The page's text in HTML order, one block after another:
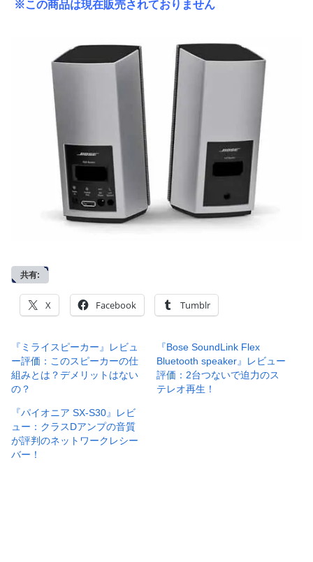
※この商品は現在販売されておりません
共有:
X Facebook Tumblr
『ミライスピーカー』レビュ
ー評価：このスピーカーの仕
組みとは？デメリットはない
の？
『Bose SoundLink Flex
Bluetooth speaker』レビュー
評価：2台つないで迫力のス
テレオ再生！
『パイオニア SX-S30』レビ
ュー：クラスDアンプの音質
が評判のネットワークレシー
バー！